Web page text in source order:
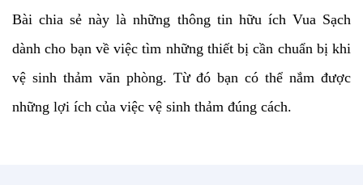
Bài chia sẻ này là những thông tin hữu ích Vua Sạch
dành cho bạn về việc tìm những thiết bị cần chuẩn bị khi
vệ sinh thảm văn phòng. Từ đó bạn có thể nắm được
những lợi ích của việc vệ sinh thảm đúng cách.